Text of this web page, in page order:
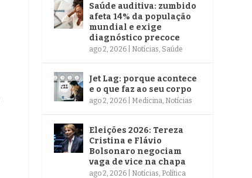
Saúde auditiva: zumbido
afeta 14% da população
mundial e exige
diagnóstico precoce
ago 2, 2026 Notícias, Saúde
Jet Lag: porque acontece
e o que faz ao seu corpo
ago 2, 2026 Medicina, Notícias
Eleições 2026: Tereza
Cristina e Flávio
Bolsonaro negociam
vaga de vice na chapa
ago 2, 2026 Notícias, Política